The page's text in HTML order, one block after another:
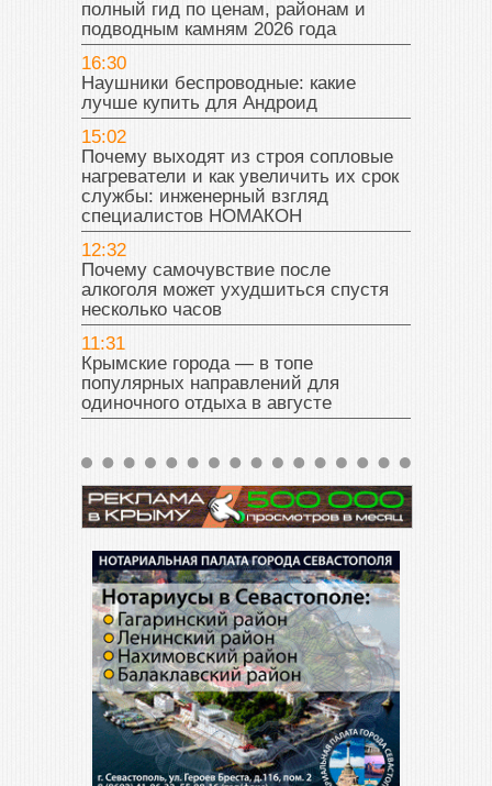
полный гид по ценам, районам и
подводным камням 2026 года
16:30
Наушники беспроводные: какие
лучше купить для Андроид
15:02
Почему выходят из строя сопловые
нагреватели и как увеличить их срок
службы: инженерный взгляд
специалистов НОМАКОН
12:32
Почему самочувствие после
алкоголя может ухудшиться спустя
несколько часов
11:31
Крымские города — в топе
популярных направлений для
одиночного отдыха в августе